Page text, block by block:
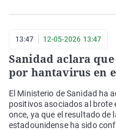
13:47 12-05-2026 13:47
Sanidad aclara
por hantavirus en
El Ministerio de Sanidad ha
positivos asociados al brote
once, ya que el resultado de
estadounidense ha sido